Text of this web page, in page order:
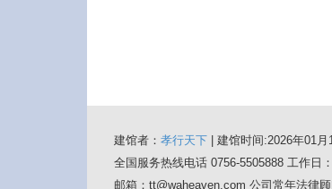
建馆者： 孝行天下 | 建馆时间:2026年01
全国服务热线电话 0756-5505888 工作日
邮箱：tt@waheaven.com 公司常年法律